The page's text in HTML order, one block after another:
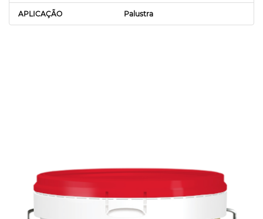
APLICAÇÃO Palustra